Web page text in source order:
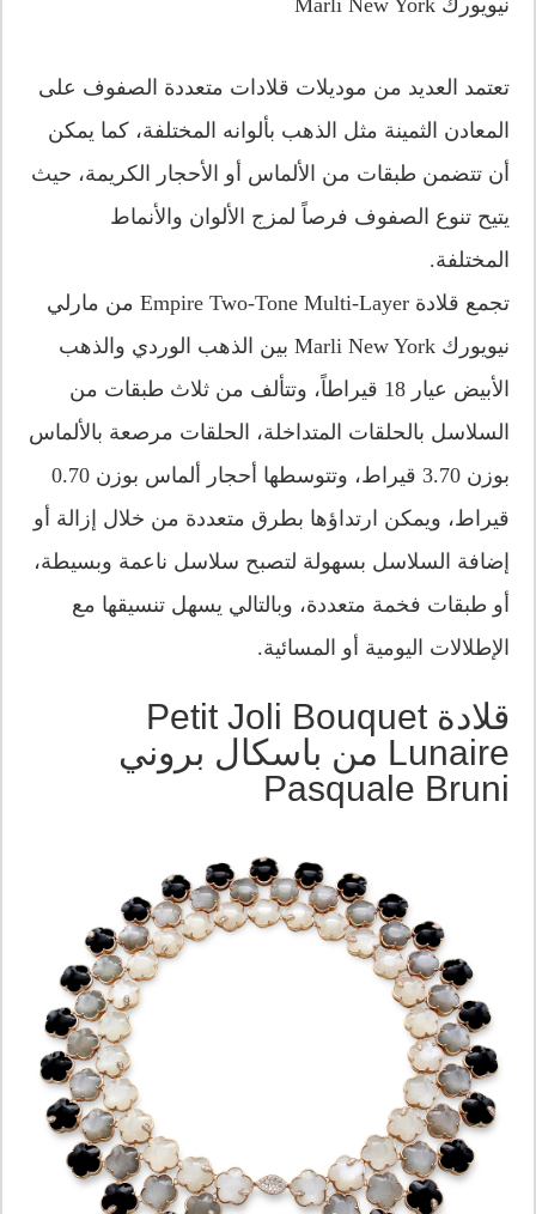
تعتمد العديد من موديلات قلادات متعددة الصفوف على
المعادن الثمينة مثل الذهب بألوانه المختلفة، كما يمكن
أن تتضمن طبقات من الألماس أو الأحجار الكريمة، حيث
يتيح تنوع الصفوف فرصاً لمزج الألوان والأنماط
المختلفة.
تجمع قلادة Empire Two-Tone Multi-Layer من مارلي
نيويورك Marli New York بين الذهب الوردي والذهب
الأبيض عيار 18 قيراطاً، وتتألف من ثلاث طبقات من
السلاسل بالحلقات المتداخلة، الحلقات مرصعة بالألماس
بوزن 3.70 قيراط، وتتوسطها أحجار ألماس بوزن 0.70
قيراط، ويمكن ارتداؤها بطرق متعددة من خلال إزالة أو
إضافة السلاسل بسهولة لتصبح سلاسل ناعمة وبسيطة،
أو طبقات فخمة متعددة، وبالتالي يسهل تنسيقها مع
الإطلالات اليومية أو المسائية.
قلادة Petit Joli Bouquet
Lunaire من باسكال بروني
Pasquale Bruni